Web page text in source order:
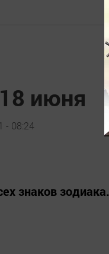
июня
- 08:24
знаков зодиака.